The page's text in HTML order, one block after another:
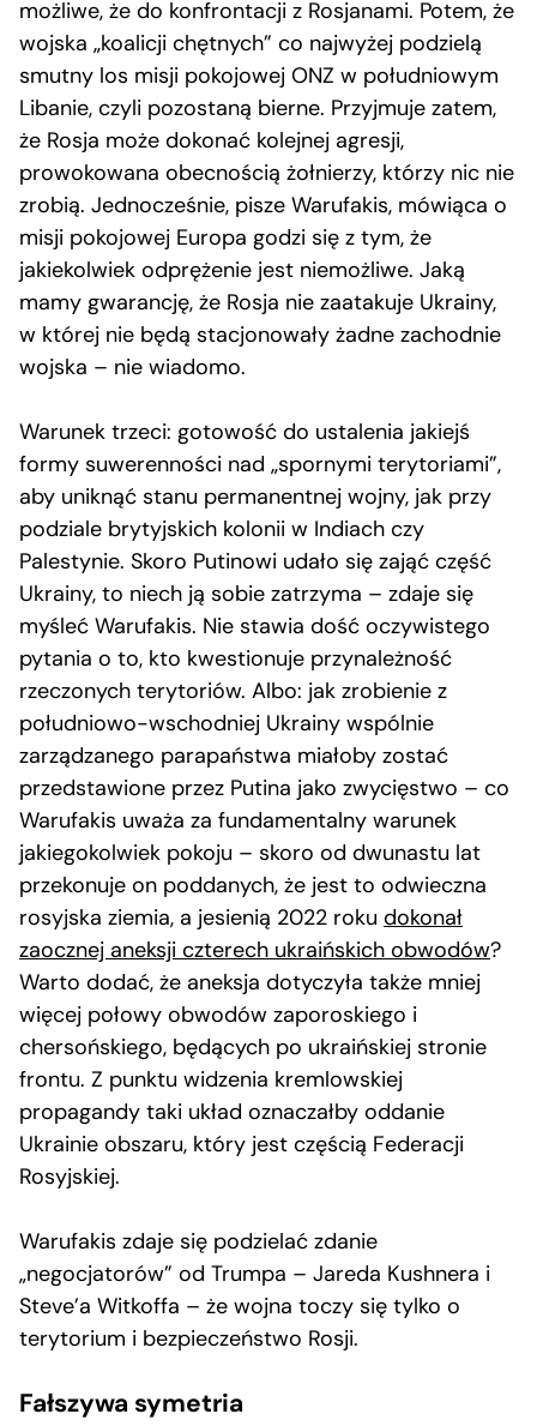
możliwe, że do konfrontacji z Rosjanami. Potem, że
wojska „koalicji chętnych” co najwyżej podzielą
smutny los misji pokojowej ONZ w południowym
Libanie, czyli pozostaną bierne. Przyjmuje zatem,
że Rosja może dokonać kolejnej agresji,
prowokowana obecnością żołnierzy, którzy nic nie
zrobią. Jednocześnie, pisze Warufakis, mówiąca o
misji pokojowej Europa godzi się z tym, że
jakiekolwiek odprężenie jest niemożliwe. Jaką
mamy gwarancję, że Rosja nie zaatakuje Ukrainy,
w której nie będą stacjonowały żadne zachodnie
wojska – nie wiadomo.
Warunek trzeci: gotowość do ustalenia jakiejś
formy suwerenności nad „spornymi terytoriami”,
aby uniknąć stanu permanentnej wojny, jak przy
podziale brytyjskich kolonii w Indiach czy
Palestynie. Skoro Putinowi udało się zająć część
Ukrainy, to niech ją sobie zatrzyma – zdaje się
myśleć Warufakis. Nie stawia dość oczywistego
pytania o to, kto kwestionuje przynależność
rzeczonych terytoriów. Albo: jak zrobienie z
południowo-wschodniej Ukrainy wspólnie
zarządzanego parapaństwa miałoby zostać
przedstawione przez Putina jako zwycięstwo – co
Warufakis uważa za fundamentalny warunek
jakiegokolwiek pokoju – skoro od dwunastu lat
przekonuje on poddanych, że jest to odwieczna
rosyjska ziemia, a jesienią 2022 roku dokonał
zaocznej aneksji czterech ukraińskich obwodów?
Warto dodać, że aneksja dotyczyła także mniej
więcej połowy obwodów zaporoskiego i
chersońskiego, będących po ukraińskiej stronie
frontu. Z punktu widzenia kremlowskiej
propagandy taki układ oznaczałby oddanie
Ukrainie obszaru, który jest częścią Federacji
Rosyjskiej.
Warufakis zdaje się podzielać zdanie
„negocjatorów” od Trumpa – Jareda Kushnera i
Steve’a Witkoffa – że wojna toczy się tylko o
terytorium i bezpieczeństwo Rosji.
Fałszywa symetria